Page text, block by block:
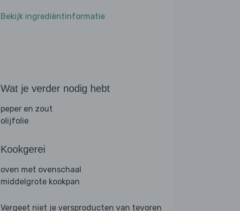
Bekijk ingrediëntinformatie
Wat je verder nodig hebt
peper en zout
olijfolie
Kookgerei
oven met ovenschaal
middelgrote kookpan
Vergeet niet je versproducten van tevoren